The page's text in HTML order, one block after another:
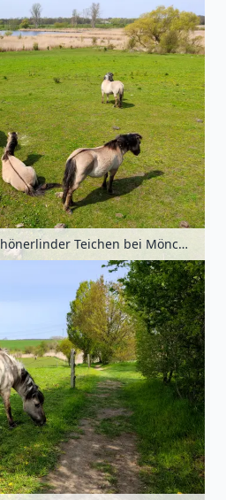
Konik-Pferde an den Schönerlinder Teichen bei Mönchmühle, Barnimer Land, Brandenburg, Deutschland